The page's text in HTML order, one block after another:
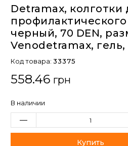
Detramax, колготки
черный, 70 DEN,
Venodetramax, гель,
Код товара: 33375
558.46 грн
В наличии